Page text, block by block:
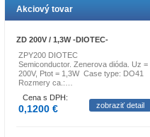
Akciový tovar
ZD 200V / 1,3W -DIOTEC-
ZPY200 DIOTEC
Semiconductor. Zenerova dióda. Uz =
200V, Ptot = 1,3W Case type: DO41
Rozmery ca.:…
Cena s DPH:
0,1200 € zobraziť detail